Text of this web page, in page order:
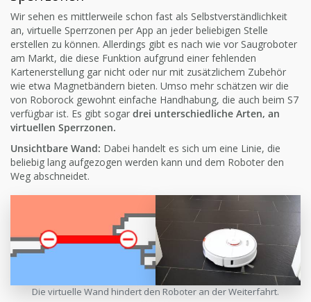
Wir sehen es mittlerweile schon fast als Selbstverständlichkeit
an, virtuelle Sperrzonen per App an jeder beliebigen Stelle
erstellen zu können. Allerdings gibt es nach wie vor Saugroboter
am Markt, die diese Funktion aufgrund einer fehlenden
Kartenerstellung gar nicht oder nur mit zusätzlichem Zubehör
wie etwa Magnetbändern bieten. Umso mehr schätzen wir die
von Roborock gewohnt einfache Handhabung, die auch beim S7
verfügbar ist. Es gibt sogar drei unterschiedliche Arten, an
virtuellen Sperrzonen.
Unsichtbare Wand: Dabei handelt es sich um eine Linie, die
beliebig lang aufgezogen werden kann und dem Roboter den
Weg abschneidet.
Die virtuelle Wand hindert den Roboter an der Weiterfahrt.